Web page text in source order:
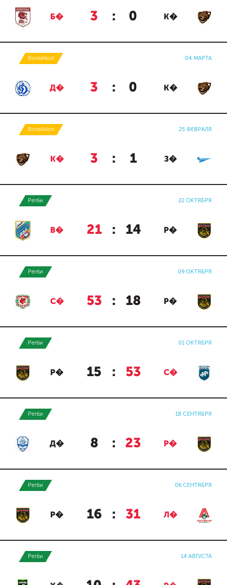
Б� 3 : 0 К�
Волейбол 04 МАРТА
Д� 3 : 0 К�
Волейбол 25 ФЕВРАЛЯ
К� 3 : 1 З�
Регби 22 ОКТЯБРЯ
В� 21 : 14 Р�
Регби 09 ОКТЯБРЯ
С� 53 : 18 Р�
Регби 01 ОКТЯБРЯ
Р� 15 : 53 С�
Регби 18 СЕНТЯБРЯ
Д� 8 : 23 Р�
Регби 06 СЕНТЯБРЯ
Р� 16 : 31 Л�
Регби 14 АВГУСТА